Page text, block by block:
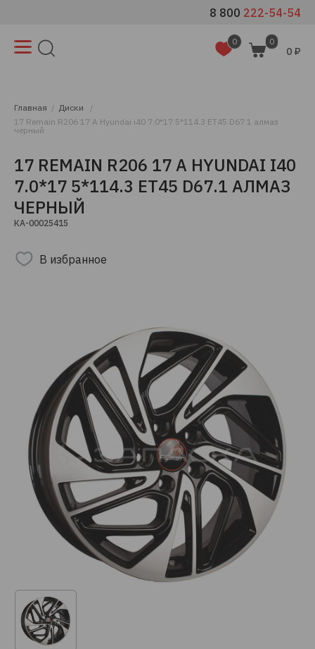
8 800 222-54-54
0 0
0 ₽
Главная
Диски
17 Remain R206 17 A Hyundai i40 7.0*17 5*114.3 ET45 D67.1 алмаз
черный
17 REMAIN R206 17 A HYUNDAI I40
7.0*17 5*114.3 ET45 D67.1 АЛМАЗ
ЧЕРНЫЙ
КА-00025415
В избранное